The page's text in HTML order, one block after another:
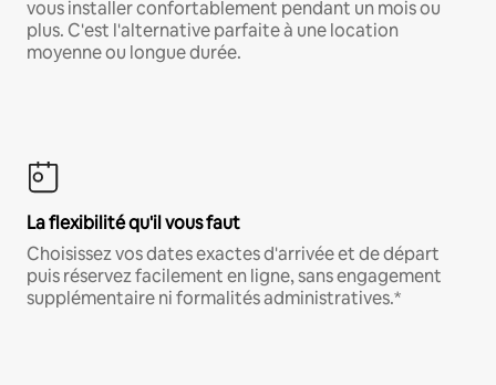
vous installer confortablement pendant un mois ou
plus. C'est l'alternative parfaite à une location
moyenne ou longue durée.
La flexibilité qu'il vous faut
Choisissez vos dates exactes d'arrivée et de départ
puis réservez facilement en ligne, sans engagement
supplémentaire ni formalités administratives.*